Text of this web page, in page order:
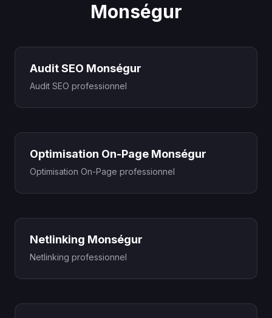
Monségur
Audit SEO Monségur
Audit SEO professionnel
Optimisation On-Page Monségur
Optimisation On-Page professionnel
Netlinking Monségur
Netlinking professionnel